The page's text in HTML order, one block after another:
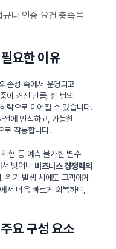
나 인증 요건 충족을
요한 이유
존성 속에서 운영되고
이 커진 만큼, 한 번의
락으로 이어질 수 있습니다.
전에 인식하고, 가능한
로 작동합니다.
협 등 예측 불가한 변수
벗어나 비즈니스 경쟁력의
위기 발생 시에도 고객에게
서 더욱 빠르게 회복하며,
요 구성 요소